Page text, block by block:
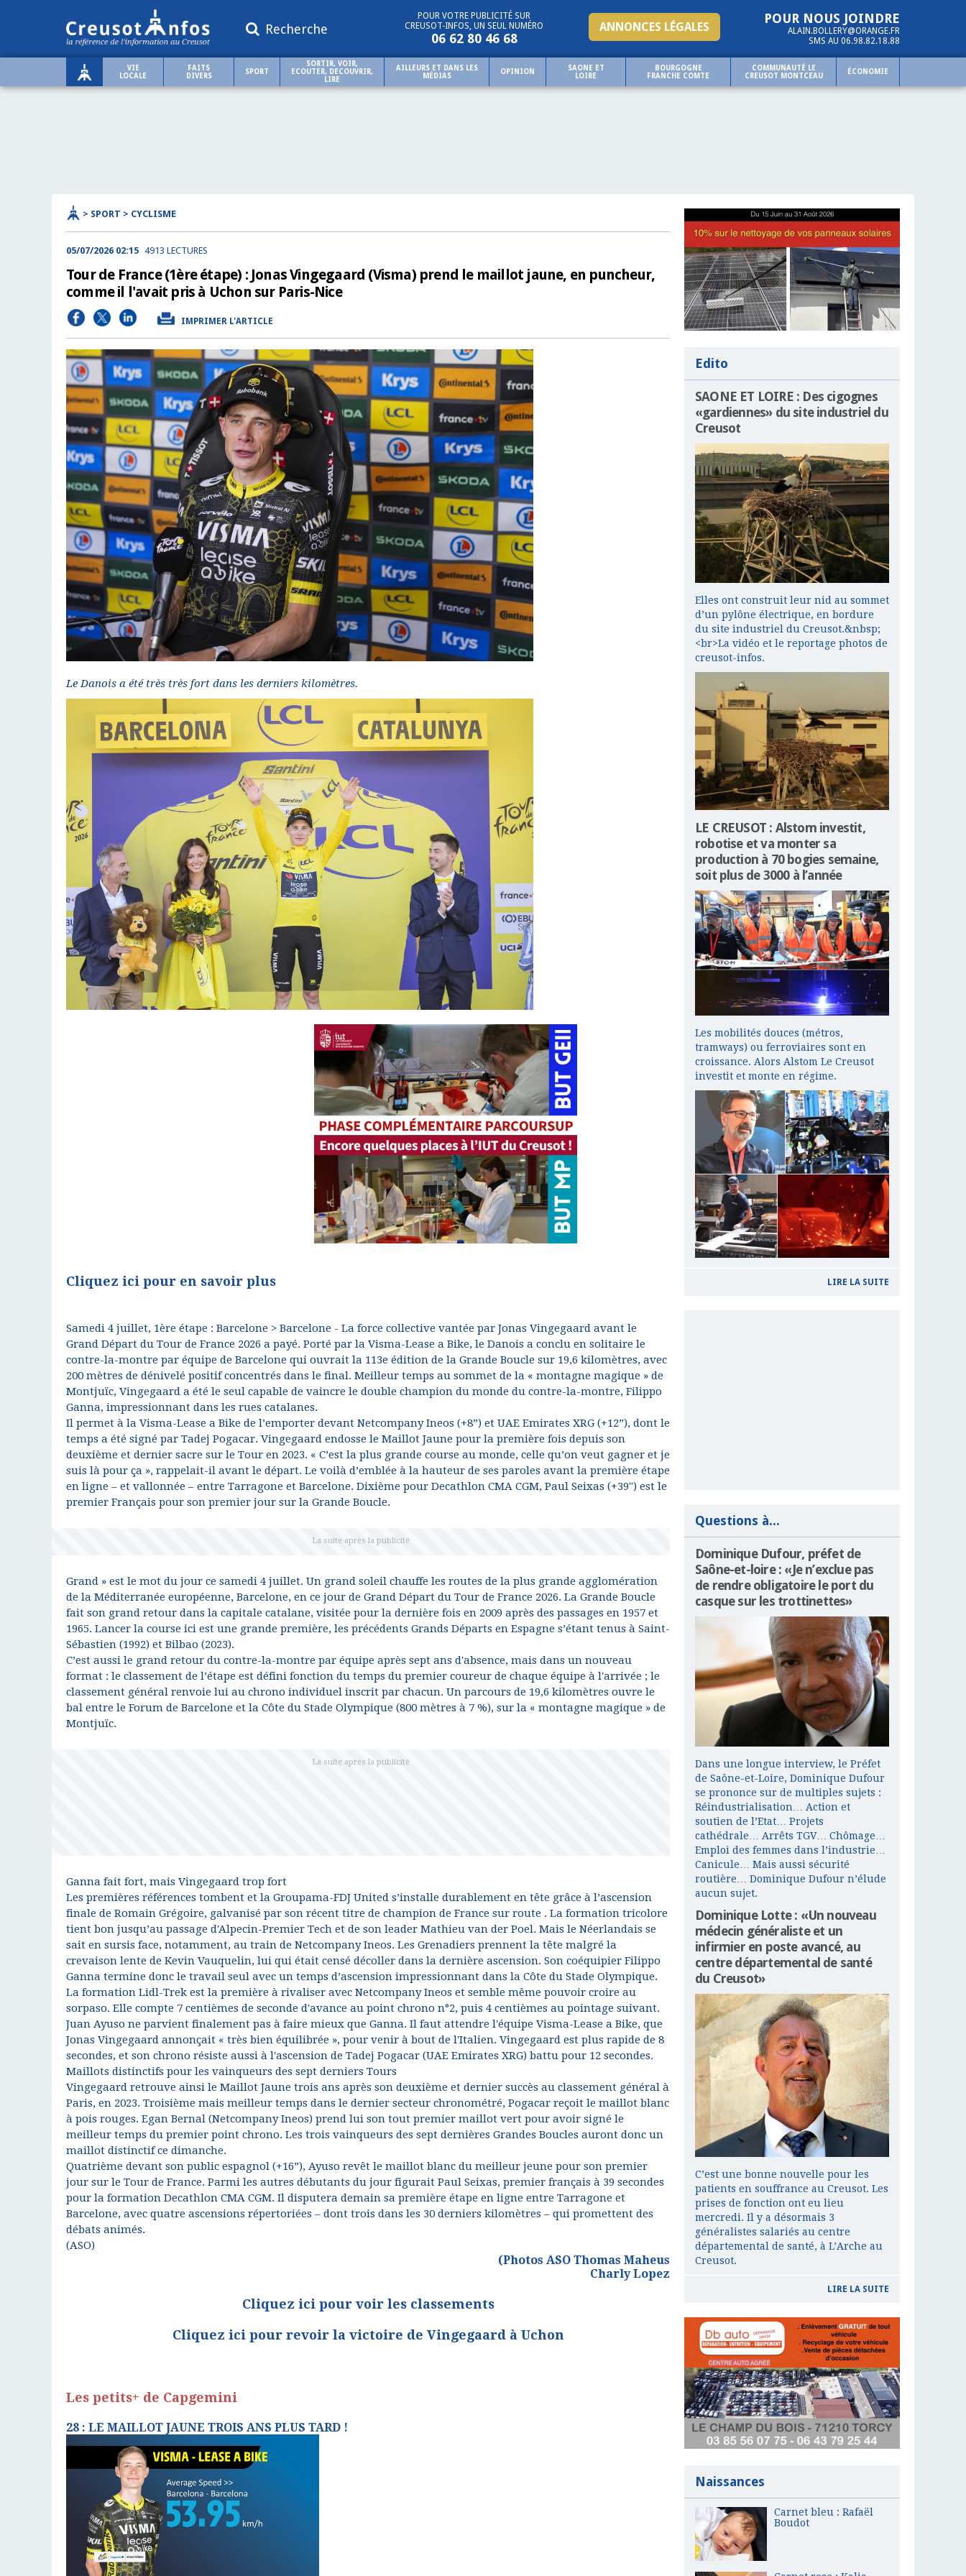
Recherche
POUR NOUS JOINDRE
ALAIN.BOLLERY@ORANGE.FR
SMS AU 06.98.82.18.88
ANNONCES LÉGALES
POUR VOTRE PUBLICITÉ SUR
CREUSOT-INFOS, UN SEUL NUMÉRO
06 62 80 46 68
VIE
LOCALE
FAITS
DIVERS
SPORT
SORTIR, VOIR,
ECOUTER, DECOUVRIR,
LIRE
AILLEURS ET DANS LES
MÉDIAS
OPINION
SAONE ET
LOIRE
BOURGOGNE
FRANCHE COMTE
COMMUNAUTÉ LE
CREUSOT MONTCEAU
ÉCONOMIE
> SPORT > CYCLISME
05/07/2026 02:15 4913 LECTURES
Tour de France (1ère étape) : Jonas Vingegaard (Visma) prend le maillot jaune, en puncheur,
comme il l'avait pris à Uchon sur Paris-Nice
IMPRIMER L'ARTICLE
Le Danois a été très très fort dans les derniers kilomètres.
Cliquez ici pour en savoir plus
Samedi 4 juillet, 1ère étape : Barcelone > Barcelone - La force collective vantée par Jonas Vingegaard avant le
Grand Départ du Tour de France 2026 a payé. Porté par la Visma-Lease a Bike, le Danois a conclu en solitaire le
contre-la-montre par équipe de Barcelone qui ouvrait la 113e édition de la Grande Boucle sur 19,6 kilomètres, avec
200 mètres de dénivelé positif concentrés dans le final. Meilleur temps au sommet de la « montagne magique » de
Montjuïc, Vingegaard a été le seul capable de vaincre le double champion du monde du contre-la-montre, Filippo
Ganna, impressionnant dans les rues catalanes.
Il permet à la Visma-Lease a Bike de l’emporter devant Netcompany Ineos (+8”) et UAE Emirates XRG (+12”), dont le
temps a été signé par Tadej Pogacar. Vingegaard endosse le Maillot Jaune pour la première fois depuis son
deuxième et dernier sacre sur le Tour en 2023. « C’est la plus grande course au monde, celle qu’on veut gagner et je
suis là pour ça », rappelait-il avant le départ. Le voilà d’emblée à la hauteur de ses paroles avant la première étape
en ligne – et vallonnée – entre Tarragone et Barcelone. Dixième pour Decathlon CMA CGM, Paul Seixas (+39") est le
premier Français pour son premier jour sur la Grande Boucle.
Grand » est le mot du jour ce samedi 4 juillet. Un grand soleil chauffe les routes de la plus grande agglomération
de la Méditerranée européenne, Barcelone, en ce jour de Grand Départ du Tour de France 2026. La Grande Boucle
fait son grand retour dans la capitale catalane, visitée pour la dernière fois en 2009 après des passages en 1957 et
1965. Lancer la course ici est une grande première, les précédents Grands Départs en Espagne s’étant tenus à Saint-
Sébastien (1992) et Bilbao (2023).
C’est aussi le grand retour du contre-la-montre par équipe après sept ans d'absence, mais dans un nouveau
format : le classement de l’étape est défini fonction du temps du premier coureur de chaque équipe à l'arrivée ; le
classement général renvoie lui au chrono individuel inscrit par chacun. Un parcours de 19,6 kilomètres ouvre le
bal entre le Forum de Barcelone et la Côte du Stade Olympique (800 mètres à 7 %), sur la « montagne magique » de
Montjuïc.
Ganna fait fort, mais Vingegaard trop fort
Les premières références tombent et la Groupama-FDJ United s’installe durablement en tête grâce à l’ascension
finale de Romain Grégoire, galvanisé par son récent titre de champion de France sur route . La formation tricolore
tient bon jusqu’au passage d'Alpecin-Premier Tech et de son leader Mathieu van der Poel. Mais le Néerlandais se
sait en sursis face, notamment, au train de Netcompany Ineos. Les Grenadiers prennent la tête malgré la
crevaison lente de Kevin Vauquelin, lui qui était censé décoller dans la dernière ascension. Son coéquipier Filippo
Ganna termine donc le travail seul avec un temps d’ascension impressionnant dans la Côte du Stade Olympique.
La formation Lidl-Trek est la première à rivaliser avec Netcompany Ineos et semble même pouvoir croire au
sorpaso. Elle compte 7 centièmes de seconde d'avance au point chrono n°2, puis 4 centièmes au pointage suivant.
Juan Ayuso ne parvient finalement pas à faire mieux que Ganna. Il faut attendre l'équipe Visma-Lease a Bike, que
Jonas Vingegaard annonçait « très bien équilibrée », pour venir à bout de l'Italien. Vingegaard est plus rapide de 8
secondes, et son chrono résiste aussi à l'ascension de Tadej Pogacar (UAE Emirates XRG) battu pour 12 secondes.
Maillots distinctifs pour les vainqueurs des sept derniers Tours
Vingegaard retrouve ainsi le Maillot Jaune trois ans après son deuxième et dernier succès au classement général à
Paris, en 2023. Troisième mais meilleur temps dans le dernier secteur chronométré, Pogacar reçoit le maillot blanc
à pois rouges. Egan Bernal (Netcompany Ineos) prend lui son tout premier maillot vert pour avoir signé le
meilleur temps du premier point chrono. Les trois vainqueurs des sept dernières Grandes Boucles auront donc un
maillot distinctif ce dimanche.
Quatrième devant son public espagnol (+16”), Ayuso revêt le maillot blanc du meilleur jeune pour son premier
jour sur le Tour de France. Parmi les autres débutants du jour figurait Paul Seixas, premier français à 39 secondes
pour la formation Decathlon CMA CGM. Il disputera demain sa première étape en ligne entre Tarragone et
Barcelone, avec quatre ascensions répertoriées – dont trois dans les 30 derniers kilomètres – qui promettent des
débats animés.
(ASO)
(Photos ASO Thomas Maheus
Charly Lopez
Cliquez ici pour voir les classements
Cliquez ici pour revoir la victoire de Vingegaard à Uchon
Les petits+ de Capgemini
28 : LE MAILLOT JAUNE TROIS ANS PLUS TARD !
Edito
SAONE ET LOIRE : Des cigognes
«gardiennes» du site industriel du
Creusot
Elles ont construit leur nid au sommet
d’un pylône électrique, en bordure
du site industriel du Creusot.&nbsp;
<br>La vidéo et le reportage photos de
creusot-infos.
LE CREUSOT : Alstom investit,
robotise et va monter sa
production à 70 bogies semaine,
soit plus de 3000 à l’année
Les mobilités douces (métros,
tramways) ou ferroviaires sont en
croissance. Alors Alstom Le Creusot
investit et monte en régime.
LIRE LA SUITE
Questions à...
Dominique Dufour, préfet de
Saône-et-loire : «Je n’exclue pas
de rendre obligatoire le port du
casque sur les trottinettes»
Dans une longue interview, le Préfet
de Saône-et-Loire, Dominique Dufour
se prononce sur de multiples sujets :
Réindustrialisation… Action et
soutien de l’Etat… Projets
cathédrale… Arrêts TGV… Chômage…
Emploi des femmes dans l’industrie…
Canicule… Mais aussi sécurité
routière… Dominique Dufour n’élude
aucun sujet.
Dominique Lotte : «Un nouveau
médecin généraliste et un
infirmier en poste avancé, au
centre départemental de santé
du Creusot»
C’est une bonne nouvelle pour les
patients en souffrance au Creusot. Les
prises de fonction ont eu lieu
mercredi. Il y a désormais 3
généralistes salariés au centre
départemental de santé, à L’Arche au
Creusot.
LIRE LA SUITE
Naissances
Carnet bleu : Rafaël
Boudot